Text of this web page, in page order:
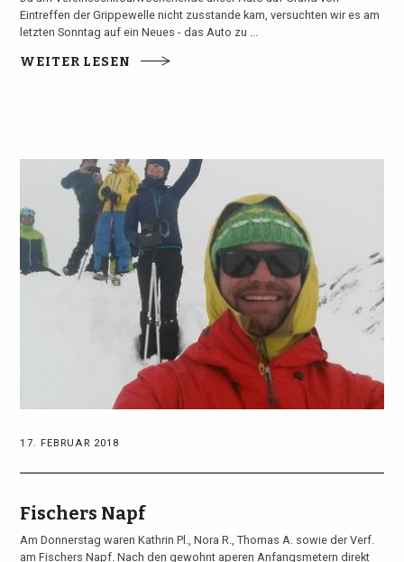
Eintreffen der Grippewelle nicht zusstande kam, versuchten wir es am
letzten Sonntag auf ein Neues - das Auto zu ...
WEITER LESEN
17. FEBRUAR 2018
Fischers Napf
Am Donnerstag waren Kathrin Pl., Nora R., Thomas A. sowie der Verf.
am Fischers Napf. Nach den gewohnt aperen Anfangsmetern direkt